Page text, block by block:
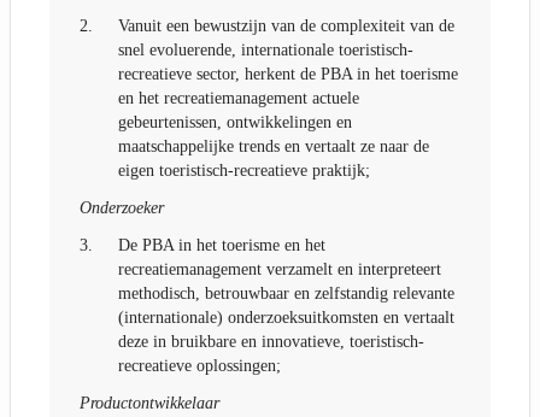
2.
Vanuit een bewustzijn van de complexiteit van de
snel evoluerende, internationale toeristisch-
recreatieve sector, herkent de PBA in het toerisme
en het recreatiemanagement actuele
gebeurtenissen, ontwikkelingen en
maatschappelijke trends en vertaalt ze naar de
eigen toeristisch-recreatieve praktijk;
Onderzoeker
3.
De PBA in het toerisme en het
recreatiemanagement verzamelt en interpreteert
methodisch, betrouwbaar en zelfstandig relevante
(internationale) onderzoeksuitkomsten en vertaalt
deze in bruikbare en innovatieve, toeristisch-
recreatieve oplossingen;
Productontwikkelaar